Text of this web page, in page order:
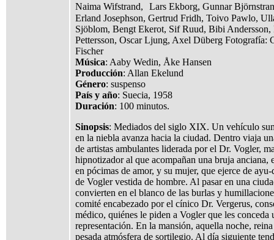
Naima Wifstrand, Lars Ekborg, Gunnar
Erland Josephson, Gertrud Fridh, Toivo Pawlo,
Sjöblom, Bengt Ekerot, Sif Ruud, Bibi
Pettersson, Oscar Ljung, Axel Düberg Fotografía:
Fischer
Música: Aaby Wedin, Åke Hansen
Producción: Allan Ekelund
Género: suspenso
País y año: Suecia, 1958
Duración: 100 minutos.
Sinopsis: Mediados del siglo XIX. Un vehículo
en la niebla avanza hacia la ciudad. Dentro viaja
de artistas ambulantes liderada por el Dr. Vogler,
hipnotizador al que acompañan una bruja anciana,
en pócimas de amor, y su mujer, que ejerce de ayu-
de Vogler vestida de hombre. Al pasar en una
convierten en el blanco de las burlas y
comité encabezado por el cínico Dr. Vergerus,
médico, quiénes le piden a Vogler que les conceda
representación. En la mansión, aquella noche,
pesada atmósfera de sortilegio. Al día siguiente